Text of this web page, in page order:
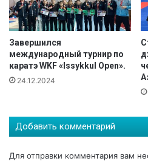
Завершился
международный турнир по
каратэ WKF «Issykkul Open».
24.12.2024
Добавить комментарий
Для отправки комментария вам